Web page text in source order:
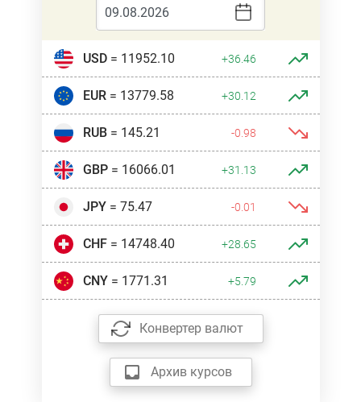
USD= 11952.10 +36.46
EUR= 13779.58 +30.12
RUB= 145.21 -0.98
GBP= 16066.01 +31.13
JPY= 75.47 -0.01
CHF= 14748.40 +28.65
CNY= 1771.31 +5.79
Конвертер валют
Архив курсов